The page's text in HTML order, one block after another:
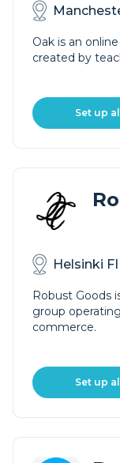
Oak is an
created by
Set up
Helsinki FI
Robust Goods
group
commerce.
Set up